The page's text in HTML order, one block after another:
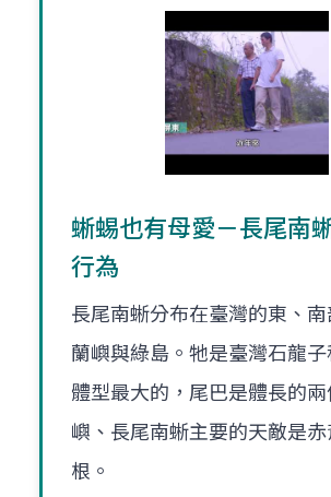
蜥蜴也有母愛－長尾南
行為
長尾南蜥分布在臺灣的東、
蘭嶼與綠島。牠是臺灣石龍
體型最大的，尾巴是體長的兩
嶼、長尾南蜥主要的天敵是赤
根。